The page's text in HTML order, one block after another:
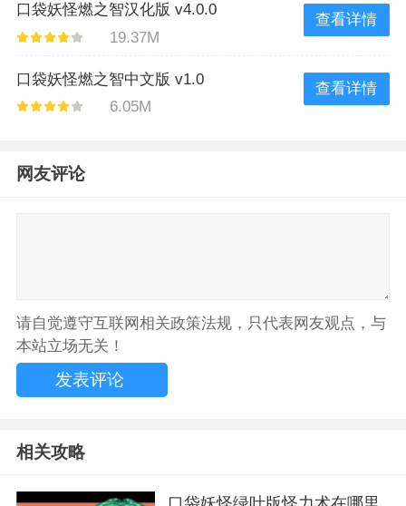
口袋妖怪燃之智汉化版 v4.0.0
19.37M
查看详情
口袋妖怪燃之智中文版 v1.0
6.05M
查看详情
网友评论
请自觉遵守互联网相关政策法规，只代表网友观点，与
本站立场无关！
相关攻略